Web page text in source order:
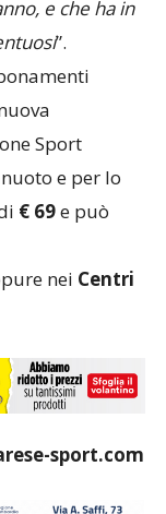
e che ha in
”.
Sport
e per lo
€ 69e può
nei Centri
sport.com